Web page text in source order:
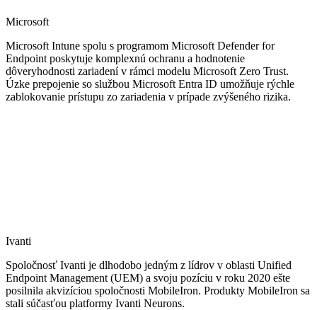
Microsoft
Microsoft Intune spolu s programom Microsoft Defender for
Endpoint poskytuje komplexnú ochranu a hodnotenie
dôveryhodnosti zariadení v rámci modelu Microsoft Zero Trust.
Úzke prepojenie so službou Microsoft Entra ID umožňuje rýchle
zablokovanie prístupu zo zariadenia v prípade zvýšeného rizika.
Ivanti
Spoločnosť Ivanti je dlhodobo jedným z lídrov v oblasti Unified
Endpoint Management (UEM) a svoju pozíciu v roku 2020 ešte
posilnila akvizíciou spoločnosti MobileIron. Produkty MobileIron sa
stali súčasťou platformy Ivanti Neurons.